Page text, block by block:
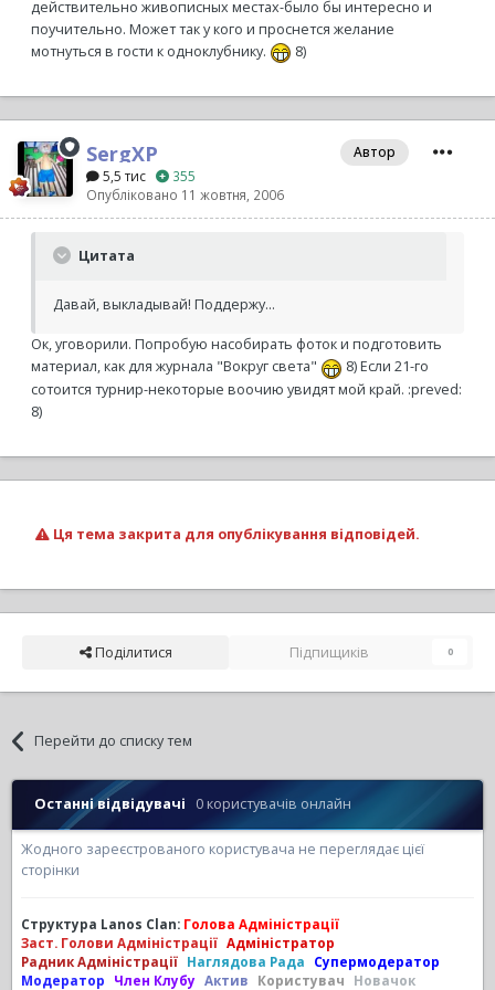
действительно живописных местах-было бы интересно и
поучительно. Может так у кого и проснется желание
мотнуться в гости к одноклубнику.
8)
SergXP
5,5 тис
355
Опубліковано 11 жовтня, 2006
Автор
Цитата
Давай, выкладывай! Поддержу...
Ок, уговорили. Попробую насобирать фоток и подготовить
материал, как для журнала "Вокруг света"
8) Если 21-го
сотоится турнир-некоторые воочию увидят мой край. :preved:
8)
Ця тема закрита для опублікування відповідей.
Поділитися Підпищиків 0
Перейти до списку тем
Останні відвідувачі 0 користувачів онлайн
Жодного зареєстрованого користувача не переглядає цієї
сторінки
Структура Lanos Clan: Голова Адміністрації
Заст. Голови Адміністрації Адміністратор
Радник Адміністрації Наглядова Рада
Супермодератор
Модератор
Член Клубу Актив Користувач
Новачок